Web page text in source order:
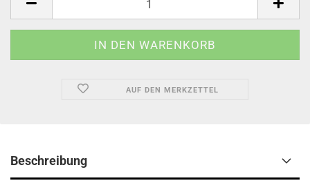
AUF DEN MERKZETTEL
Beschreibung